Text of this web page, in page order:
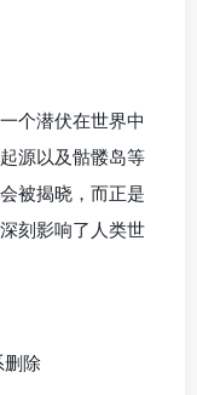
个潜伏在世界中
源以及骷髅岛等
被揭晓，而正是
刻影响了人类世
删除